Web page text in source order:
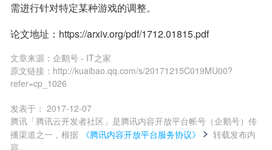
需进行针对特定某种游戏的调整。
论文地址：https://arxiv.org/pdf/1712.01815.pdf
文章来源： 企鹅号 - IT之家
原文链接： http://kuaibao.qq.com/s/20171215C019MU00?
refer=cp_1026
发表于： 2017-12-07
腾讯「腾讯云开发者社区」是腾讯内容开放平台帐号（企鹅号）传
播渠道之一，根据
《腾讯内容开放平台服务协议》
转载发布内
容。